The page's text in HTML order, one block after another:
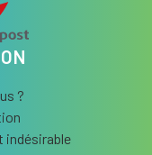
?
indésirable